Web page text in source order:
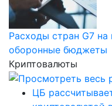
Расходы стран G7 на
оборонные бюджеты
Криптовалюты
ЦБ